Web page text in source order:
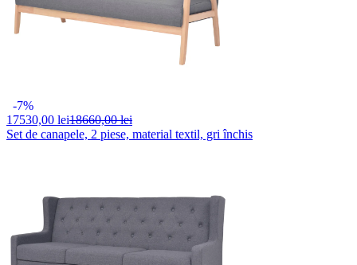
-7%
17530,00 lei18660,00 lei
Set de canapele, 2 piese, material textil, gri închis